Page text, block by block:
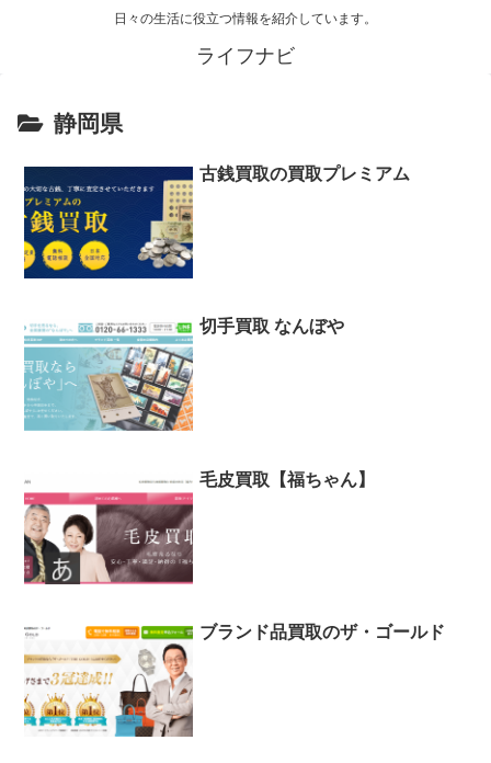
日々の生活に役立つ情報を紹介しています。
ライフナビ
静岡県
古銭買取の買取プレミアム
切手買取 なんぼや
毛皮買取【福ちゃん】
ブランド品買取のザ・ゴールド